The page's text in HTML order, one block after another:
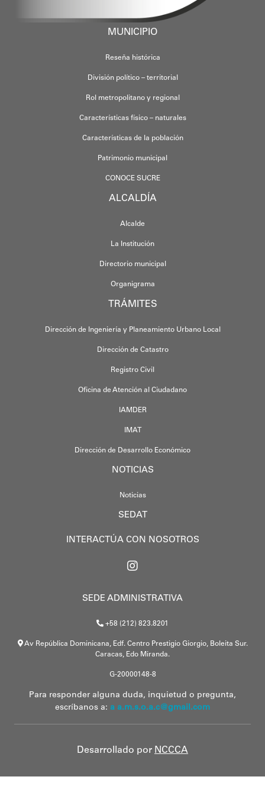
MUNICIPIO
Reseña histórica
División político – territorial
Rol metropolitano y regional
Características físico – naturales
Características de la población
Patrimonio municipal
CONOCE SUCRE
ALCALDÍA
Alcalde
La Institución
Directorio municipal
Organigrama
TRÁMITES
Dirección de Ingeniería y Planeamiento Urbano Local
Dirección de Catastro
Registro Civil
Oficina de Atención al Ciudadano
IAMDER
IMAT
Dirección de Desarrollo Económico
NOTICIAS
Noticias
SEDAT
INTERACTÚA CON NOSOTROS
SEDE ADMINISTRATIVA
+58 (212) 823.8201
Av República Dominicana, Edf. Centro Prestigio Giorgio, Boleita Sur.
Caracas, Edo Miranda.
G-20000148-8
Para responder alguna duda, inquietud o pregunta,
escríbanos a: a a.m.s.o.a.c@gmail.com
Desarrollado por NCCCA